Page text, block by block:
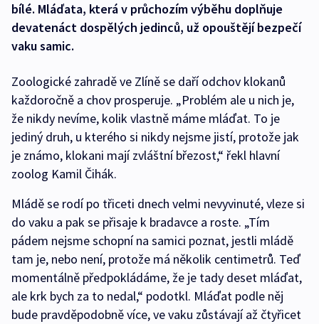
bílé. Mláďata, která v průchozím výběhu doplňuje
devatenáct dospělých jedinců, už opouštějí bezpečí
vaku samic.
Zoologické zahradě ve Zlíně se daří odchov klokanů
každoročně a chov prosperuje. „Problém ale u nich je,
že nikdy nevíme, kolik vlastně máme mláďat. To je
jediný druh, u kterého si nikdy nejsme jistí, protože jak
je známo, klokani mají zvláštní březost,“ řekl hlavní
zoolog Kamil Čihák.
Mládě se rodí po třiceti dnech velmi nevyvinuté, vleze si
do vaku a pak se přisaje k bradavce a roste. „Tím
pádem nejsme schopní na samici poznat, jestli mládě
tam je, nebo není, protože má několik centimetrů. Teď
momentálně předpokládáme, že je tady deset mláďat,
ale krk bych za to nedal,“ podotkl. Mláďat podle něj
bude pravděpodobně více, ve vaku zůstávají až čtyřicet